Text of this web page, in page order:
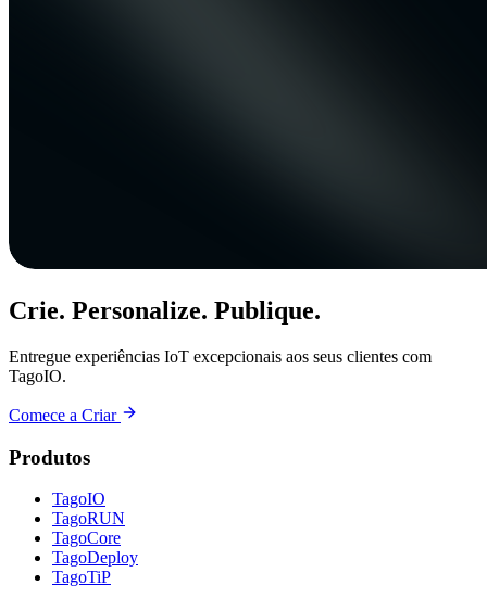
Crie. Personalize. Publique.
Entregue experiências IoT excepcionais aos seus clientes com
TagoIO.
Comece a Criar
Produtos
TagoIO
TagoRUN
TagoCore
TagoDeploy
TagoTiP